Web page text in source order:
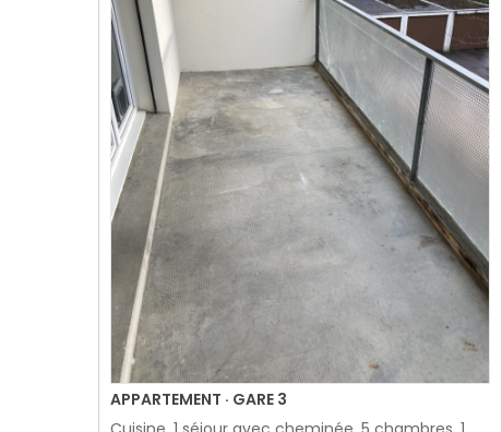
APPARTEMENT · GARE 3